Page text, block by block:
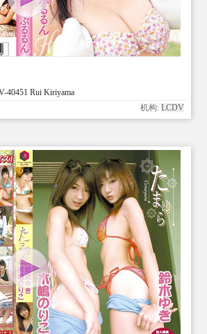
40451 Rui Kiriyama
机构: LCDV